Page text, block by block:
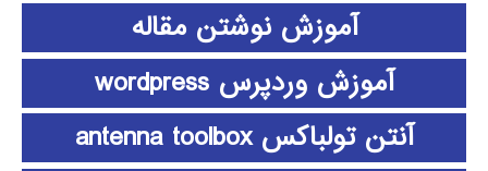
آموزش نوشتن مقاله
آموزش وردپرس wordpress
آنتن تولباکس antenna toolbox